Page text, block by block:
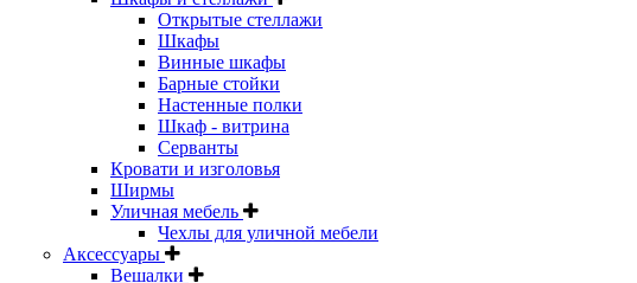
Открытые стеллажи
Шкафы
Винные шкафы
Барные стойки
Настенные полки
Шкаф - витрина
Серванты
Кровати и изголовья
Ширмы
Уличная мебель
Чехлы для уличной мебели
Аксессуары
Вешалки